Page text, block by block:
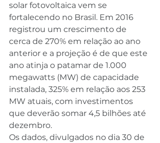
solar fotovoltaica vem se
fortalecendo no Brasil. Em 2016
registrou um crescimento de
cerca de 270% em relação ao ano
anterior e a projeção é de que este
ano atinja o patamar de 1.000
megawatts (MW) de capacidade
instalada, 325% em relação aos 253
MW atuais, com investimentos
que deverão somar 4,5 bilhões até
dezembro.
Os dados, divulgados no dia 30 de